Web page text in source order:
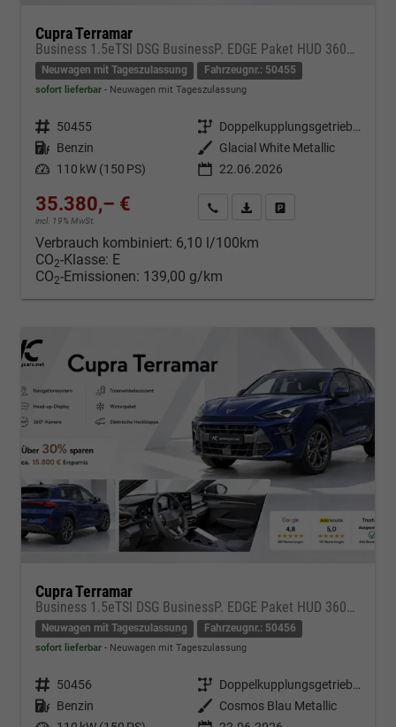
Cupra Terramar
Business 1.5eTSI DSG BusinessP. EDGE Paket HUD 360Cam- DIGITAL DRIVE - INTELLIGENT L Gepäcktrennnetz
Neuwagen mit Tageszulassung Fahrzeugnr.: 50455
sofort lieferbar Neuwagen mit Tageszulassung
Fahrzeugnr. 50455 Getriebe
Doppelkupplungsgetriebe (DSG)
Kraftstoff Benzin Außenfarbe
Glacial White Metallic
Leistung 110 kW (150 PS) 22.06.2026
35.380,– €
incl. 19% MwSt.
Kontakt & Angebot anfordern
PDF-Datei, Fahrzeugexposé
Verbrauch kombiniert: 6,10 l/100km
CO2-Klasse: E
CO2-Emissionen: 139,00 g/km
Cupra Terramar
Business 1.5eTSI DSG BusinessP. EDGE Paket HUD 360Cam- DIGITAL DRIVE - INTELLIGENT L Gepäcktrennnetz
Neuwagen mit Tageszulassung Fahrzeugnr.: 50456
sofort lieferbar Neuwagen mit Tageszulassung
Fahrzeugnr. 50456 Getriebe
Doppelkupplungsgetriebe (DSG)
Kraftstoff Benzin Außenfarbe
Cosmos Blau Metallic